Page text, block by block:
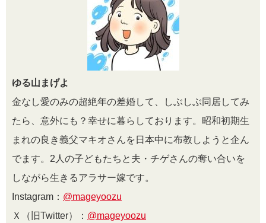
ゆる山まげよ
金なし愛のみの超絶年の差婚して、しぶしぶ同居してみ
たら、意外にも？幸せに暮らしております。昭和初期生
まれの良き義父マキオさんを日本中に布教しようと企ん
でます。 2 人の子どもたちと夫・チゲさんの奪い合いを
しながら生きるアラサー嫁です。
Instagram： @mageyoozu
Ｘ（旧Twitter）： @mageyoozu